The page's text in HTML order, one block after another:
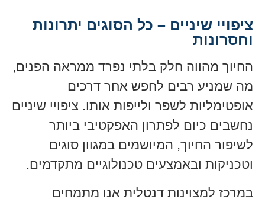
ציפויי שיניים – כל הסוגים יתרונות
וחסרונות
החיוך מהווה חלק בלתי נפרד ממראה הפנים,
מה שמניע רבים לחפש אחר דרכים
אופטימליות לשפר ולייפות אותו. ציפויי שיניים
נחשבים כיום לפתרון האפקטיבי ביותר
לשיפור החיוך, המיושמים במגוון סוגים
וטכניקות ובאמצעים טכנולוגיים מתקדמים.
במרכז למצוינות דנטלית אנו מתמחים